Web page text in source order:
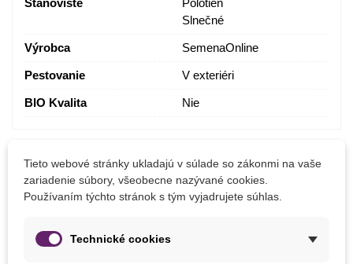
Stanovište
Polotieň
Slnečné
Výrobca SemenaOnline
Pestovanie V exteriéri
BIO Kvalita Nie
MOHLI BYSTE EŠTE POTREBOVAŤ
Tieto webové stránky ukladajú v súlade so zákonmi na vaše
zariadenie súbory, všeobecne nazývané cookies.
Používaním týchto stránok s tým vyjadrujete súhlas.
Technické cookies